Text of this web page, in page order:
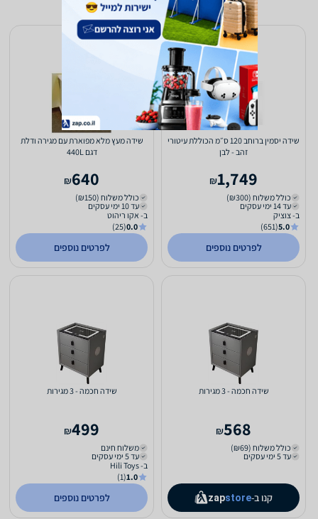
שידה יסמין ברוחב 120 ס״מ הכוללת עיטורי
זהב - לבן
1,749
₪
כולל משלוח (₪300)
עד 14 ימי עסקים
ב- צוציק
5.0
(651)
לפרטים נוספים
שידה מעץ מלא מפוארת עם מגירה ודלת
דגם 440L
640
₪
כולל משלוח (₪150)
עד 10 ימי עסקים
ב- אקו ריהוט
0.0
(25)
לפרטים נוספים
שידה חכמה - 3 מגירות
568
₪
כולל משלוח (₪69)
עד 5 ימי עסקים
קנו ב- zapstore
שידה חכמה - 3 מגירות
499
₪
משלוח חינם
עד 5 ימי עסקים
ב- Hili Toys
1.0
(1)
לפרטים נוספים